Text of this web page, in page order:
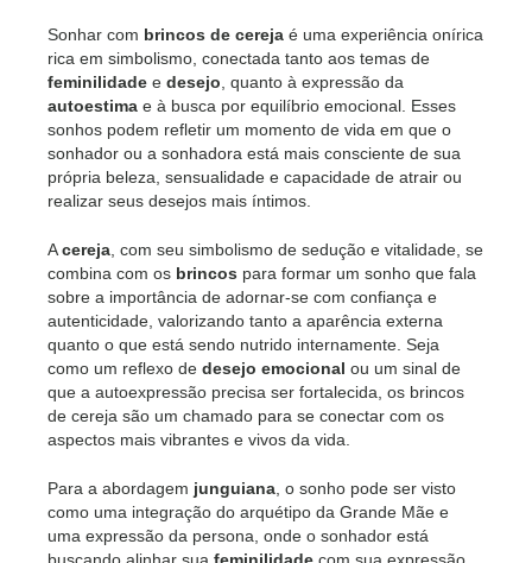
Sonhar com brincos de cereja é uma experiência onírica
rica em simbolismo, conectada tanto aos temas de
feminilidade e desejo, quanto à expressão da
autoestima e à busca por equilíbrio emocional. Esses
sonhos podem refletir um momento de vida em que o
sonhador ou a sonhadora está mais consciente de sua
própria beleza, sensualidade e capacidade de atrair ou
realizar seus desejos mais íntimos.
Acereja, com seu simbolismo de sedução e vitalidade, se
combina com os brincos para formar um sonho que fala
sobre a importância de adornar-se com confiança e
autenticidade, valorizando tanto a aparência externa
quanto o que está sendo nutrido internamente. Seja
como um reflexo de desejo emocional ou um sinal de
que a autoexpressão precisa ser fortalecida, os brincos
de cereja são um chamado para se conectar com os
aspectos mais vibrantes e vivos da vida.
Para a abordagem junguiana, o sonho pode ser visto
como uma integração do arquétipo da Grande Mãe e
uma expressão da persona, onde o sonhador está